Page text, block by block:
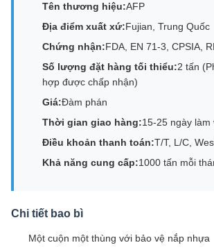
Tên thương hiệu:AFP
Địa điểm xuất xứ:Fujian, Trung Quốc
Chứng nhận:FDA, EN 71-3, CPSIA,
Số lượng đặt hàng tối thiểu:2 tấn
hợp được chấp nhận)
Giá:Đàm phán
Thời gian giao hàng:15-25 ngày làm
Điều khoản thanh toán:T/T, L/C,
Khả năng cung cấp:1000 tấn mỗi
Chi tiết bao bì
Một cuộn một thùng với bảo vệ nắp nhựa